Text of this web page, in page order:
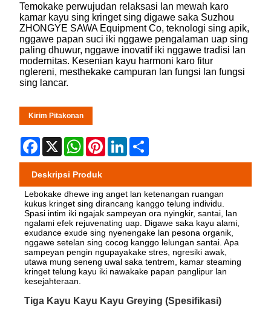
Temokake perwujudan relaksasi lan mewah karo
kamar kayu sing kringet sing digawe saka Suzhou
ZHONGYE SAWA Equipment Co, teknologi sing apik,
nggawe papan suci iki nggawe pengalaman uap sing
paling dhuwur, nggawe inovatif iki nggawe tradisi lan
modernitas. Kesenian kayu harmoni karo fitur
nglereni, mesthekake campuran lan fungsi lan fungsi
sing lancar.
Kirim Pitakonan
Facebook
X WhatsApp
PinterestLinkedIn
Deskripsi Produk
Lebokake dhewe ing anget lan ketenangan ruangan
kukus kringet sing dirancang kanggo telung individu.
Spasi intim iki ngajak sampeyan ora nyingkir, santai, lan
ngalami efek rejuvenating uap. Digawe saka kayu alami,
exudance exude sing nyenengake lan pesona organik,
nggawe setelan sing cocog kanggo lelungan santai. Apa
sampeyan pengin ngupayakake stres, ngresiki awak,
utawa mung seneng uwal saka tentrem, kamar steaming
kringet telung kayu iki nawakake papan panglipur lan
kesejahteraan.
Tiga Kayu Kayu Kayu Greying (Spesifikasi)